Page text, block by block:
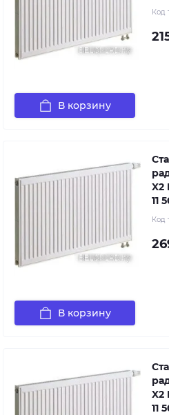
Код
В корзину
X2
11
Код
В корзину
X2
11